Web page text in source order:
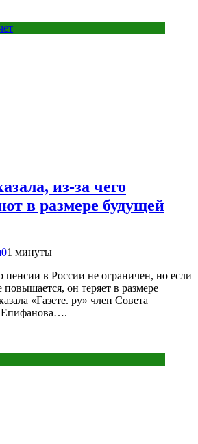
из-за чего
в размере будущей
01 минуты
в России не ограничен, но если
повышается, он теряет в размере
«Газете. ру» член Совета